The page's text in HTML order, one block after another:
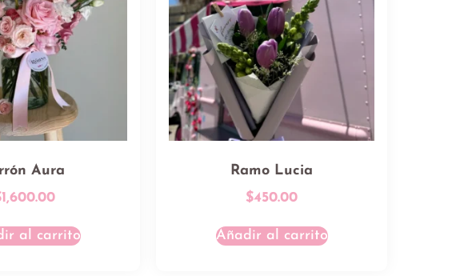
Aura
1,600.00
al carrito
Ramo Lucia
$450.00
Añadir al carrito